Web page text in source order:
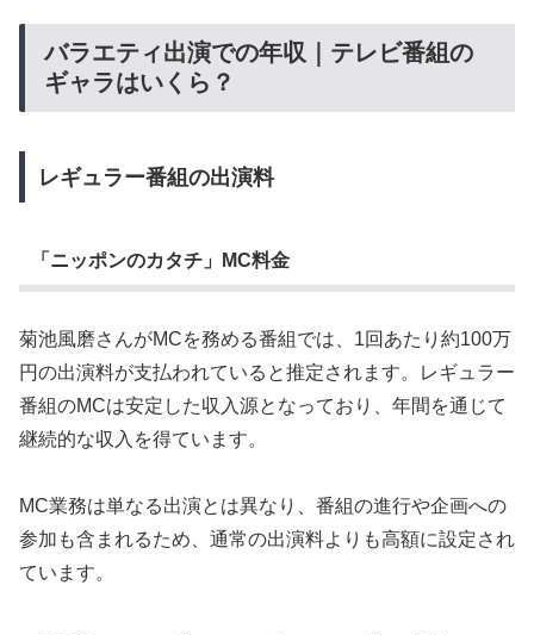
バラエティ出演での年収｜テレビ番組の
ギャラはいくら？
レギュラー番組の出演料
「ニッポンのカタチ」MC料金
菊池風磨さんがMCを務める番組では、1回あたり約100万
円の出演料が支払われていると推定されます。レギュラー
番組のMCは安定した収入源となっており、年間を通じて
継続的な収入を得ています。
MC業務は単なる出演とは異なり、番組の進行や企画への
参加も含まれるため、通常の出演料よりも高額に設定され
ています。